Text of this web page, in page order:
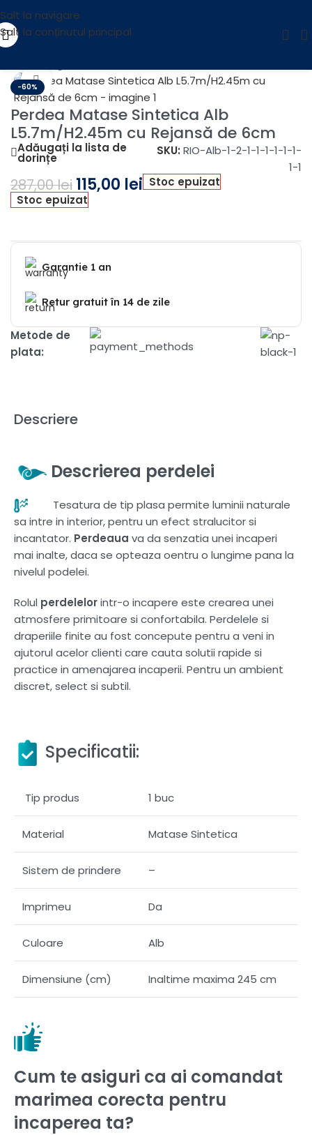
Salt la navigare
Salt la conținutul principal
-60%
Fă clic pentru a mări
Perdea Matase Sintetica Alb
L5.7m/H2.45m cu Rejansă de 6cm
Adăugați la lista de
dorințe
SKU: RIO-Alb-1-2-1-1-1-1-1-1-
1-1
287,00lei 115,00 lei Stoc epuizat
Stoc epuizat
Garantie 1 an
Retur gratuit în 14 de zile
Metode de
plata:
Descriere
Descrierea perdelei
Tesatura de tip plasa permite luminii naturale
sa intre in interior, pentru un efect stralucitor si
incantator. Perdeaua va da senzatia unei incaperi
mai inalte, daca se opteaza oentru o lungime pana la
nivelul podelei.
Rolul perdelelorintr-o incapere este crearea unei
atmosfere primitoare si confortabila. Perdelele si
draperiile finite au fost concepute pentru a veni in
ajutorul acelor clienti care cauta solutii rapide si
practice in amenajarea incaperii. Pentru un ambient
discret, select si subtil.
Specificatii:
Tip produs 1 buc
Material Matase Sintetica
Sistem de prindere –
Imprimeu Da
Culoare Alb
Dimensiune (cm) Inaltime maxima 245 cm
Cum te asiguri ca ai comandat
marimea corecta pentru
incaperea ta?